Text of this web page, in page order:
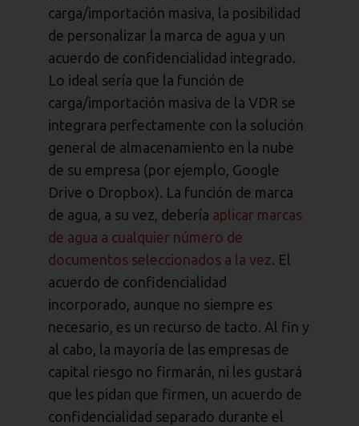
carga/importación masiva, la posibilidad
de personalizar la marca de agua y un
acuerdo de confidencialidad integrado.
Lo ideal sería que la función de
carga/importación masiva de la VDR se
integrara perfectamente con la solución
general de almacenamiento en la nube
de su empresa (por ejemplo, Google
Drive o Dropbox). La función de marca
de agua, a su vez, debería aplicar marcas
de agua a cualquier número de
documentos seleccionados a la vez. El
acuerdo de confidencialidad
incorporado, aunque no siempre es
necesario, es un recurso de tacto. Al fin y
al cabo, la mayoría de las empresas de
capital riesgo no firmarán, ni les gustará
que les pidan que firmen, un acuerdo de
confidencialidad separado durante el